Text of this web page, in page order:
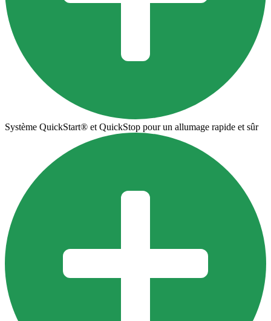
Système QuickStart® et QuickStop pour un allumage rapide et sûr